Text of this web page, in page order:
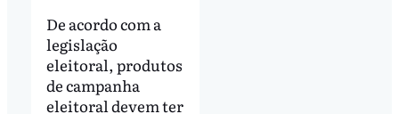
De acordo com a
legislação
eleitoral, produtos
de campanha
eleitoral devem ter